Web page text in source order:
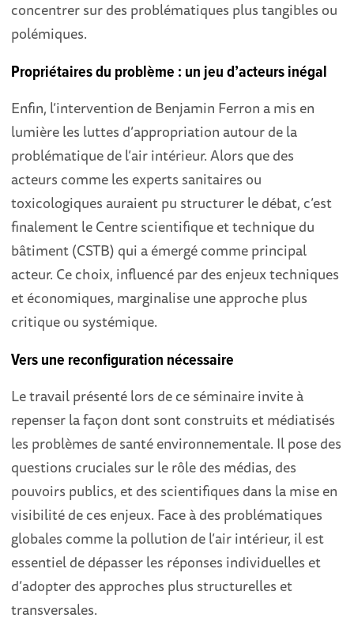
concentrer sur des problématiques plus tangibles ou
polémiques.
Propriétaires du problème : un jeu d’acteurs inégal
Enfin, l’intervention de Benjamin Ferron a mis en
lumière les luttes d’appropriation autour de la
problématique de l’air intérieur. Alors que des
acteurs comme les experts sanitaires ou
toxicologiques auraient pu structurer le débat, c’est
finalement le Centre scientifique et technique du
bâtiment (CSTB) qui a émergé comme principal
acteur. Ce choix, influencé par des enjeux techniques
et économiques, marginalise une approche plus
critique ou systémique.
Vers une reconfiguration nécessaire
Le travail présenté lors de ce séminaire invite à
repenser la façon dont sont construits et médiatisés
les problèmes de santé environnementale. Il pose des
questions cruciales sur le rôle des médias, des
pouvoirs publics, et des scientifiques dans la mise en
visibilité de ces enjeux. Face à des problématiques
globales comme la pollution de l’air intérieur, il est
essentiel de dépasser les réponses individuelles et
d’adopter des approches plus structurelles et
transversales.